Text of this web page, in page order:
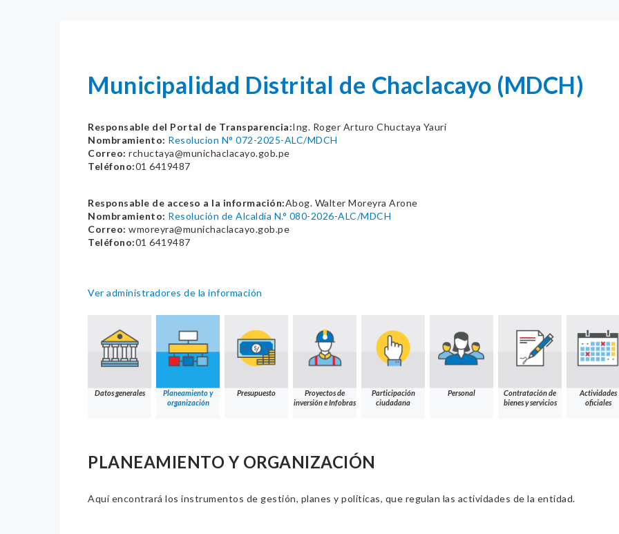
Municipalidad Distrital de Chaclacayo (MDCH)
Responsable del Portal de Transparencia:Ing. Roger Arturo Chuctaya Yauri
Nombramiento: Resolucion N° 072-2025-ALC/MDCH
Correo: rchuctaya@munichaclacayo.gob.pe
Teléfono:01 6419487
Responsable de acceso a la información:Abog. Walter Moreyra Arone
Nombramiento: Resolución de Alcaldía N.° 080-2026-ALC/MDCH
Correo: wmoreyra@munichaclacayo.gob.pe
Teléfono:01 6419487
Ver administradores de la información
Datos generales
Planeamiento y
organización
Presupuesto
Proyectos de
inversión e Infobras
Participación
ciudadana
Personal
Contratación de
bienes y servicios
Actividades
oficiales
PLANEAMIENTO Y ORGANIZACIÓN
Aquí encontrará los instrumentos de gestión, planes y políticas, que regulan las actividades de la entidad.